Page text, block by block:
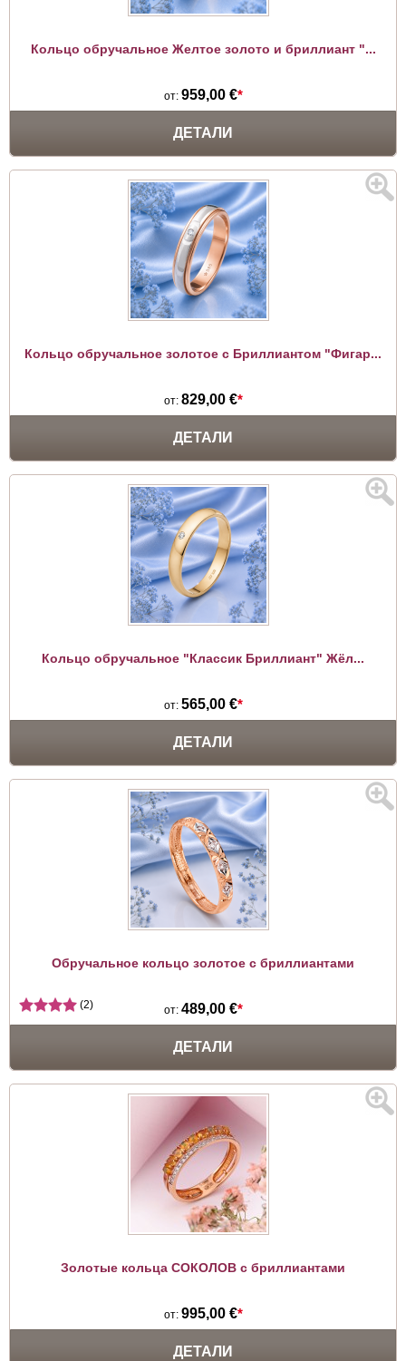
Кольцо обручальное Желтое золото и бриллиант "...
от: 959,00 €*
ДЕТАЛИ
Кольцо обручальное золотое с Бриллиантом "Фигар...
от: 829,00 €*
ДЕТАЛИ
Кольцо обручальное "Классик Бриллиант" Жёл...
от: 565,00 €*
ДЕТАЛИ
Обручальное кольцо золотое с бриллиантами
от: 489,00 €*
(2)
ДЕТАЛИ
Золотые кольца СОКОЛОВ с бриллиантами
от: 995,00 €*
ДЕТАЛИ